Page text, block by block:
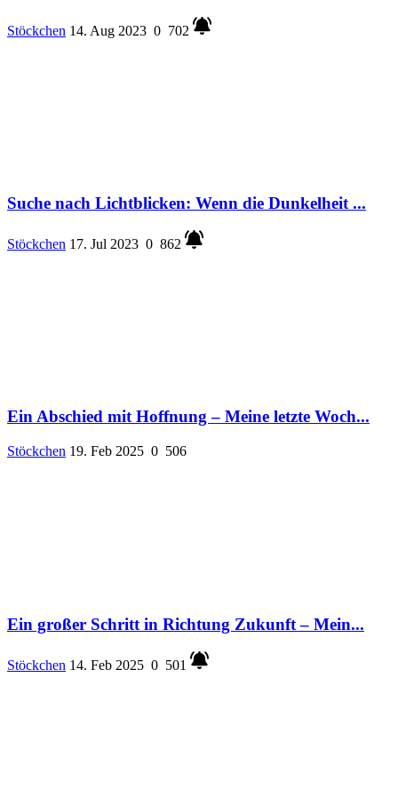
Stöckchen 14. Aug 2023 0 702
Suche nach Lichtblicken: Wenn die Dunkelheit ...
Stöckchen 17. Jul 2023 0 862
Ein Abschied mit Hoffnung – Meine letzte Woch...
Stöckchen 19. Feb 2025 0 506
Ein großer Schritt in Richtung Zukunft – Mein...
Stöckchen 14. Feb 2025 0 501